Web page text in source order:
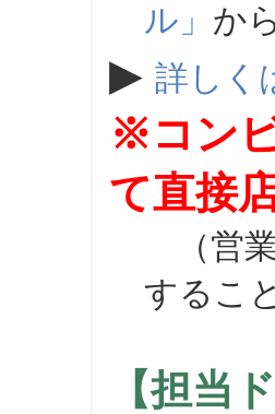
ル」 か
▶ 詳しく
※コン
て直接
（営業
するこ
【担当